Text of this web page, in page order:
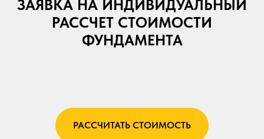
ЗАЯВКА НА ИНДИВИДУАЛЬНЫЙ
РАССЧЕТ СТОИМОСТИ
ФУНДАМЕНТА
РАССЧИТАТЬ СТОИМОСТЬ